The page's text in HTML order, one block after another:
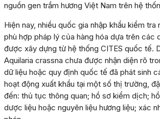
nguồn gen trầm hương Việt Nam trên hệ
Hiện nay, nhiều quốc gia nhập khẩu kiểm tra
phù hợp pháp lý của hàng hóa dựa trên các
được xây dựng từ hệ thống CITES quốc tế.
Aquilaria crassna chưa được nhận diện rõ
dữ liệu hoặc quy định quốc tế đã phát sinh
hoạt động xuất khẩu tại một số thị trường,
đến: thủ tục thông quan; hồ sơ kiểm dịch;
dược liệu hoặc nguyên liệu hương liệu; xác